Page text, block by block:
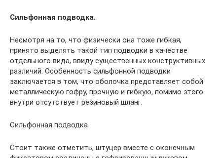
Сильфонная подводка.
Несмотря на то, что физически она тоже гибкая,
принято выделять такой тип подводки в качестве
отдельного вида, ввиду существенных конструктивных
различий. Особенность сильфонной подводки
заключается в том, что оболочка представляет собой
металлическую гофру, прочную и гибкую, помимо этого
внутри отсутствует резиновый шланг.
Сильфонная подводка
Стоит также отметить, штуцер вместе с оконечным